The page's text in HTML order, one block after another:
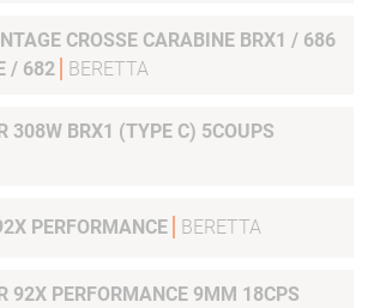
CROSSE CARABINE BRX1 / 686
/ 682
BERETTA
308W BRX1 (TYPE C) 5COUPS
PERFORMANCE BERETTA
92X PERFORMANCE 9MM 18CPS